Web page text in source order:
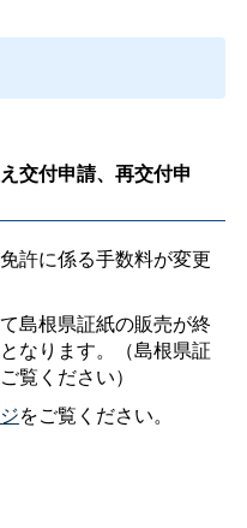
交付申請、再交付申
許に係る手数料が変更
島根県証紙の販売が終
なります。（島根県証
覧ください）
をご覧ください。